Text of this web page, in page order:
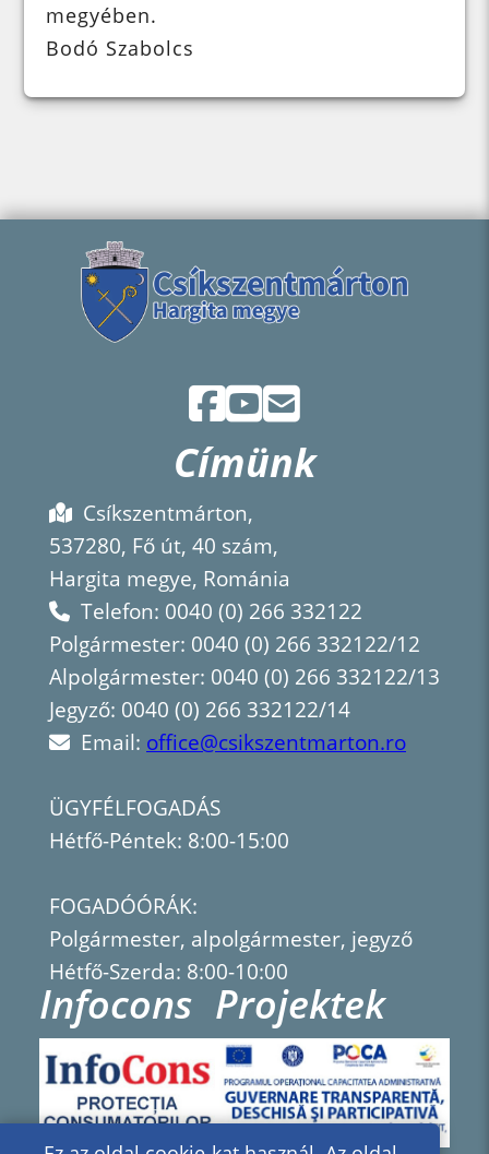
megyében.
Bodó Szabolcs
Címünk
Csíkszentmárton,
537280, Fő út, 40 szám,
Hargita megye, Románia
Telefon: 0040 (0) 266 332122
Polgármester: 0040 (0) 266 332122/12
Alpolgármester: 0040 (0) 266 332122/13
Jegyző: 0040 (0) 266 332122/14
Email: office@csikszentmarton.ro
ÜGYFÉLFOGADÁS
Hétfő-Péntek: 8:00-15:00
FOGADÓÓRÁK:
Polgármester, alpolgármester, jegyző
Hétfő-Szerda: 8:00-10:00
Infocons Projektek